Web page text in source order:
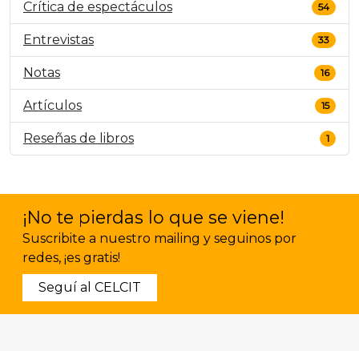
Crítica de espectáculos 54
Entrevistas 33
Notas 16
Artículos 15
Reseñas de libros 1
¡No te pierdas lo que se viene!
Suscribite a nuestro mailing y seguinos por
redes, ¡es gratis!
Seguí al CELCIT